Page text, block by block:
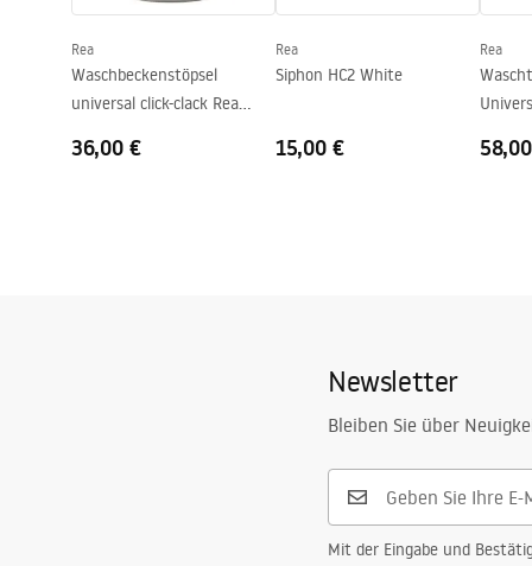
Armaturloch
Nicht
Überlauf Loch
Nicht
Rea
Waschbeckenstöpsel
universal click-clack Rea
36,00 €
Rea
Siphon HC2 White
15,00 €
Rea
Newsletter
Bleiben Sie über
Mit der Eingabe und